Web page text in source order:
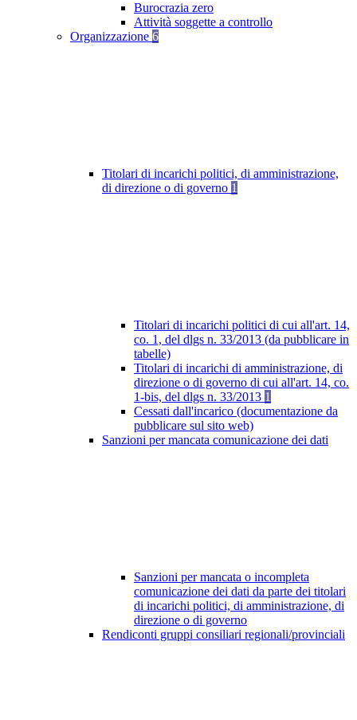
Burocrazia zero
Attività soggette a controllo
Organizzazione 6
Titolari di incarichi politici, di amministrazione,
di direzione o di governo 1
Titolari di incarichi politici di cui all'art. 14,
co. 1, del dlgs n. 33/2013 (da pubblicare in
tabelle)
Titolari di incarichi di amministrazione, di
direzione o di governo di cui all'art. 14, co.
1-bis, del dlgs n. 33/2013 1
Cessati dall'incarico (documentazione da
pubblicare sul sito web)
Sanzioni per mancata comunicazione dei dati
Sanzioni per mancata o incompleta
comunicazione dei dati da parte dei titolari
di incarichi politici, di amministrazione, di
direzione o di governo
Rendiconti gruppi consiliari regionali/provinciali